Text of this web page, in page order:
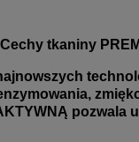
Cechy tkaniny
pozwala